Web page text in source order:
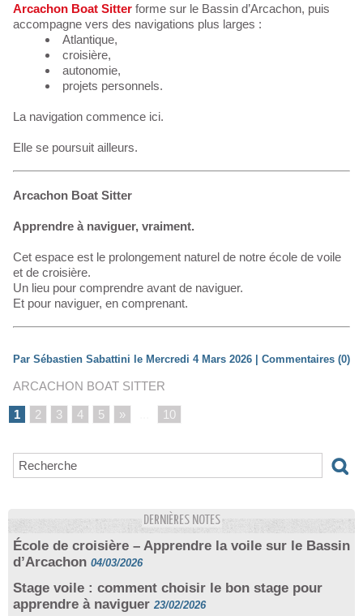
Arcachon Boat Sitter forme sur le Bassin d’Arcachon, puis
accompagne vers des navigations plus larges :
Atlantique,
croisière,
autonomie,
projets personnels.
La navigation commence ici.
Elle se poursuit ailleurs.
Arcachon Boat Sitter
Apprendre à naviguer, vraiment.
Cet espace est le prolongement naturel de notre école de voile
et de croisière.
Un lieu pour comprendre avant de naviguer.
Et pour naviguer, en comprenant.
Par Sébastien Sabattini le Mercredi 4 Mars 2026 Commentaires (0)
ARCACHON BOAT SITTER
1 2 3 4 5 » 10
DERNIÈRES NOTES
École de croisière – Apprendre la voile sur le Bassin
d’Arcachon 04/03/2026
Stage voile : comment choisir le bon stage pour
apprendre à naviguer 23/02/2026